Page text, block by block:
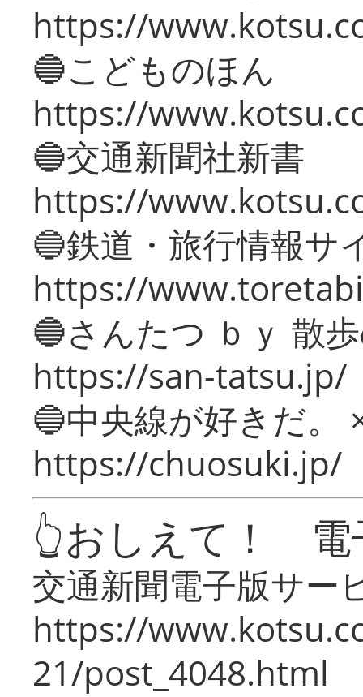
https://
🔵こどものほん
https://
🔵交通新聞社新書
https://
🔵鉄道・旅行情報サ
https://
🔵さんたつ ｂｙ 散
https://san-tatsu.jp/
🔵中央線が好きだ。
https://chuosuki.jp/
👆おしえて！ 電
交通新聞電子版サー
https://
21/post_4048.html